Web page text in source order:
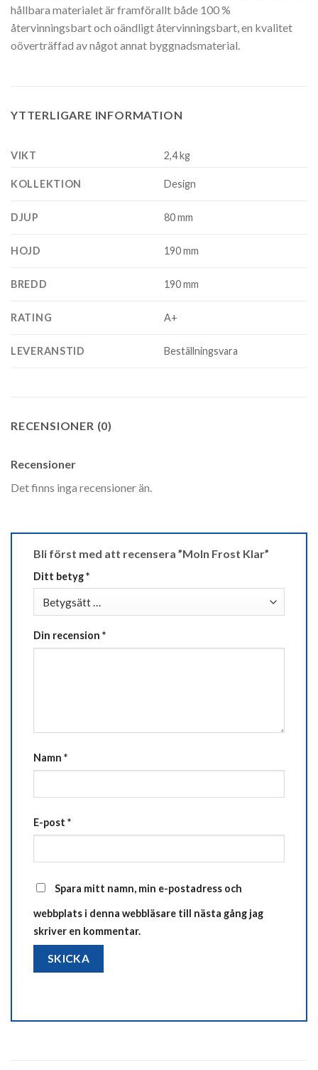
hållbara materialet är framförallt både 100 %
återvinningsbart och oändligt återvinningsbart, en kvalitet
oöverträffad av något annat byggnadsmaterial.
YTTERLIGARE INFORMATION
VIKT 2,4 kg
KOLLEKTION Design
DJUP 80 mm
HOJD 190 mm
BREDD 190 mm
RATING A+
LEVERANSTID Beställningsvara
RECENSIONER (0)
Recensioner
Det finns inga recensioner än.
Bli först med att recensera ”Moln Frost Klar”
Ditt betyg*
Din recension *
Namn *
E-post *
Spara mitt namn, min e-postadress och
webbplats i denna webbläsare till nästa gång jag
skriver en kommentar.